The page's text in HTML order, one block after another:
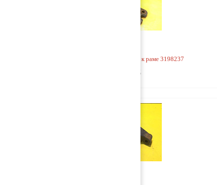
Кронштейн V-образной тяги к раме 3198237
9 000 руб